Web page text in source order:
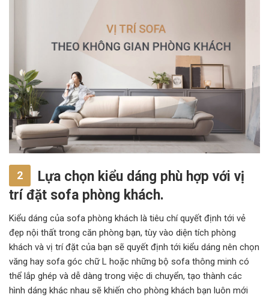
2
Lựa chọn kiểu dáng phù hợp với vị
trí đặt sofa phòng khách.
Kiểu dáng của sofa phòng khách là tiêu chí quyết định tới vẻ
đẹp nội thất trong căn phòng bạn, tùy vào diện tích phòng
khách và vị trí đặt của bạn sẽ quyết định tới kiểu dáng nên chọn
văng hay sofa góc chữ L hoặc những bộ sofa thông minh có
thể lắp ghép và dễ dàng trong việc di chuyển, tạo thành các
hình dáng khác nhau sẽ khiến cho phòng khách bạn luôn mới